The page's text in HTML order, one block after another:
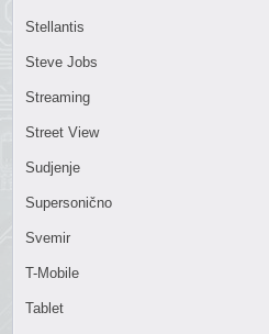
Stellantis
Steve Jobs
Streaming
Street View
Sudjenje
Supersonično
Svemir
T-Mobile
Tablet